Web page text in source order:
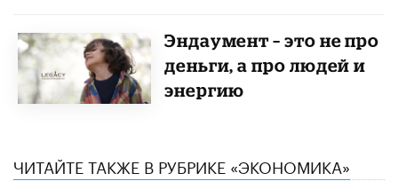
Эндаумент – это не про
деньги, а про людей и
энергию
ЧИТАЙТЕ ТАКЖЕ В РУБРИКЕ «ЭКОНОМИКА»